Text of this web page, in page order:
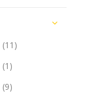
(11)
(1)
(9)